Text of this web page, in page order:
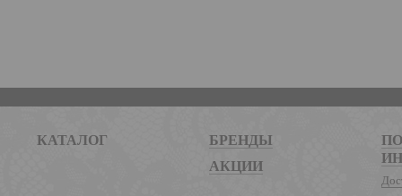
КАТАЛОГ
БРЕНДЫ
АКЦИИ